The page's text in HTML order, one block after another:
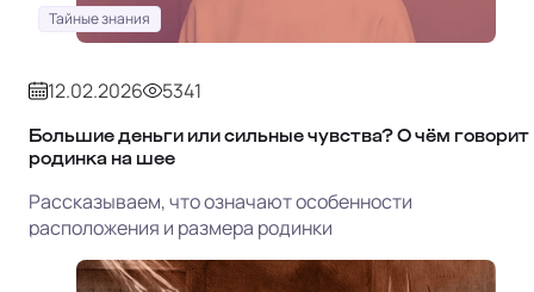
Тайные знания
12.02.2026 5341
Большие деньги или сильные чувства? О чём говорит
родинка на шее
Рассказываем, что означают особенности
расположения и размера родинки